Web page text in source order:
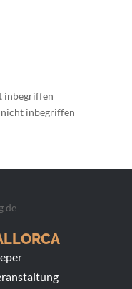
inbegriffen
inbegriffen